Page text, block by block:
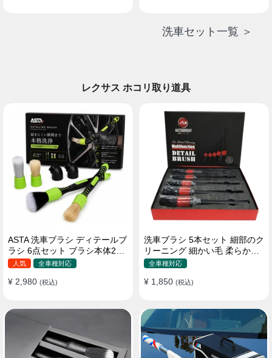
洗車セット一覧 ＞
レクサス ホコリ取り道具
ASTA 洗車ブラシ ディテールブ
ラシ 6点セット ブラシ本体2本
替えヘッド2個 アダプター2個
ド
人気 全車種対応
¥ 2,980 (税込)
洗車ブラシ 5本セット 細部のク
リーニング 細かい毛 柔らかい
豚毛 ディテールブラシ
全車種対応
¥ 1,850 (税込)